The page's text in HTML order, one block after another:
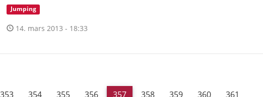
Jumping
14. mars 2013 - 18:33
353 354 355 356 357 358 359 360 361